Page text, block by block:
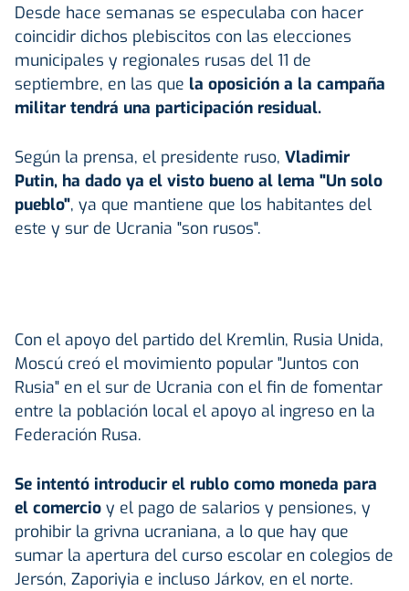
Desde hace semanas se especulaba con hacer
coincidir dichos plebiscitos con las elecciones
municipales y regionales rusas del 11 de
septiembre, en las que la oposición a la campaña
militar tendrá una participación residual.
Según la prensa, el presidente ruso, Vladimir
Putin, ha dado ya el visto bueno al lema "Un solo
pueblo", ya que mantiene que los habitantes del
este y sur de Ucrania "son rusos".
Con el apoyo del partido del Kremlin, Rusia Unida,
Moscú creó el movimiento popular "Juntos con
Rusia" en el sur de Ucrania con el fin de fomentar
entre la población local el apoyo al ingreso en la
Federación Rusa.
Se intentó introducir el rublo como moneda para
el comercio y el pago de salarios y pensiones, y
prohibir la grivna ucraniana, a lo que hay que
sumar la apertura del curso escolar en colegios de
Jersón, Zaporiyia e incluso Járkov, en el norte.